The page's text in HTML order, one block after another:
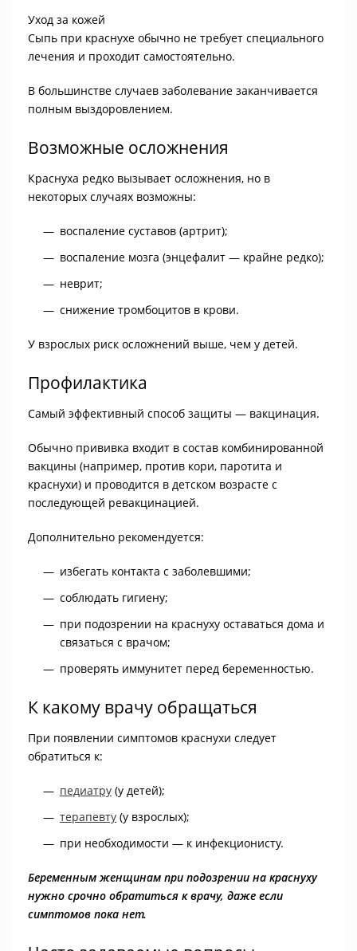
Уход за кожей
Сыпь при краснухе обычно не требует специального
лечения и проходит самостоятельно.
В большинстве случаев заболевание заканчивается
полным выздоровлением.
Возможные осложнения
Краснуха редко вызывает осложнения, но в
некоторых случаях возможны:
воспаление суставов (артрит);
воспаление мозга (энцефалит — крайне редко);
неврит;
снижение тромбоцитов в крови.
У взрослых риск осложнений выше, чем у детей.
Профилактика
Самый эффективный способ защиты — вакцинация.
Обычно прививка входит в состав комбинированной
вакцины (например, против кори, паротита и
краснухи) и проводится в детском возрасте с
последующей ревакцинацией.
Дополнительно рекомендуется:
избегать контакта с заболевшими;
соблюдать гигиену;
при подозрении на краснуху оставаться дома и
связаться с врачом;
проверять иммунитет перед беременностью.
К какому врачу обращаться
При появлении симптомов краснухи следует
обратиться к:
педиатру (у детей);
терапевту (у взрослых);
при необходимости — к инфекционисту.
Беременным женщинам при подозрении на краснуху
нужно срочно обратиться к врачу, даже если
симптомов пока нет.